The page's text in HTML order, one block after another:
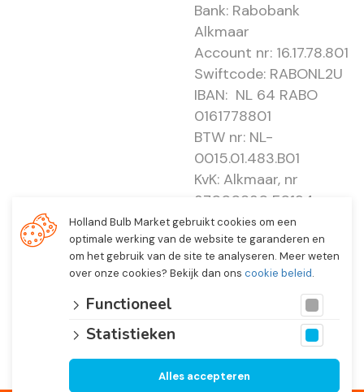
Bank: Rabobank
Alkmaar
Account nr: 16.17.78.801
Swiftcode: RABONL2U
IBAN: NL 64 RABO
0161778801
BTW nr: NL-
0015.01.483.B01
KvK: Alkmaar, nr
37000830 E0194 -
EBO 505
Holland Bulb Market gebruikt cookies om een
optimale werking van de website te garanderen en
om het gebruik van de site te analyseren. Meer weten
over onze cookies? Bekijk dan ons cookie beleid.
Functioneel
Statistieken
Alles accepteren